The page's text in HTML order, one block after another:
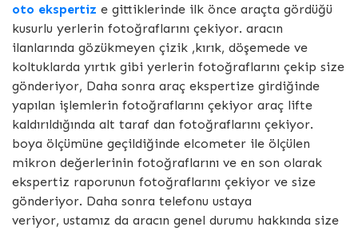
oto ekspertiz e gittiklerinde ilk önce araçta gördüğü
kusurlu yerlerin fotoğraflarını çekiyor. aracın
ilanlarında gözükmeyen çizik ,kırık, döşemede ve
koltuklarda yırtık gibi yerlerin fotoğraflarını çekip size
gönderiyor, Daha sonra araç ekspertize girdiğinde
yapılan işlemlerin fotoğraflarını çekiyor araç lifte
kaldırıldığında alt taraf dan fotoğraflarını çekiyor.
boya ölçümüne geçildiğinde elcometer ile ölçülen
mikron değerlerinin fotoğraflarını ve en son olarak
ekspertiz raporunun fotoğraflarını çekiyor ve size
gönderiyor. Daha sonra telefonu ustaya
veriyor, ustamız da aracın genel durumu hakkında size